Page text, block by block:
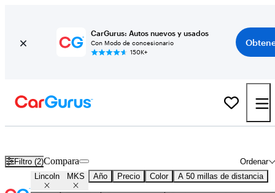
CarGurus: Autos nuevos y usados
Con Modo de concesionario
150K+
Filtro (2) Ordenar
Compara
Lincoln MKS Año Precio Color A 50 millas de distancia